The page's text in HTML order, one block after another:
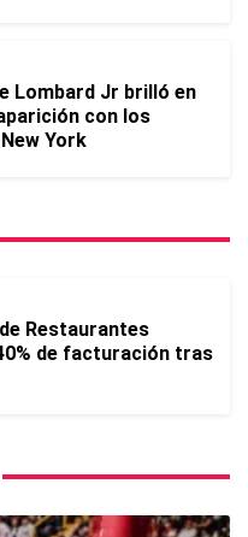
Lombard Jr brilló en
con los
York
Restaurantes
de facturación tras